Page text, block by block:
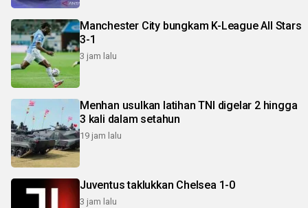
Manchester City bungkam K-League All Stars
3-1
3 jam lalu
Menhan usulkan latihan TNI digelar 2 hingga
3 kali dalam setahun
19 jam lalu
Juventus taklukkan Chelsea 1-0
3 jam lalu